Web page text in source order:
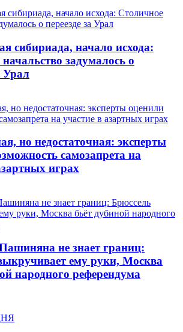
сибириада, начало исхода:
задумалось о
Урал
но недостаточная: эксперты
самозапрета на
играх
не знает границ:
ему руки, Москва
народного референдума